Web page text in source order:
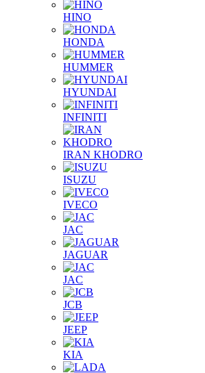
HINO
HONDA
HUMMER
HYUNDAI
INFINITI
IRAN KHODRO
ISUZU
IVECO
JAC
JAGUAR
JAС
JCB
JEEP
KIA